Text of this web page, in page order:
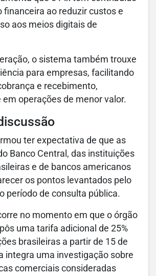
financeira ao reduzir custos e
aos meios digitais de
o sistema também trouxe
para empresas, facilitando
e recebimento,
operações de menor valor.
ter expectativa de que as
Banco Central, das instituições
e de bancos americanos
os pontos levantados pelo
período de consulta pública.
no momento em que o órgão
uma tarifa adicional de 25%
brasileiras a partir de 15 de
integra uma investigação sobre
comerciais consideradas